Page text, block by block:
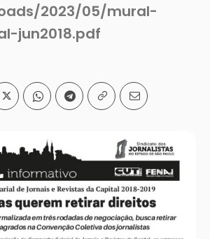
2023/05/mural-
jun2018.pdf